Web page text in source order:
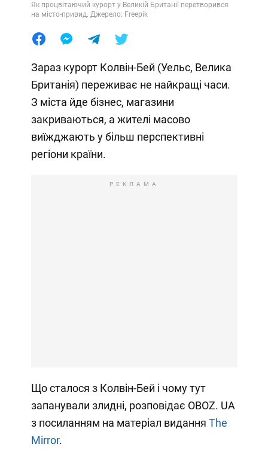
Як процвітаючий курорт у Великій Британії перетворився
на місто-привид. Джерело: Freepik
Зараз курорт Колвін-Бей (Уельс, Велика
Британія) переживає не найкращі часи.
З міста йде бізнес, магазини
закриваються, а жителі масово
виїжджають у більш перспективні
регіони країни.
РЕКЛАМА
Що сталося з Колвін-Бей і чому тут
запанували злидні, розповідає OBOZ. UA
з посиланням на матеріал видання The
Mirror.